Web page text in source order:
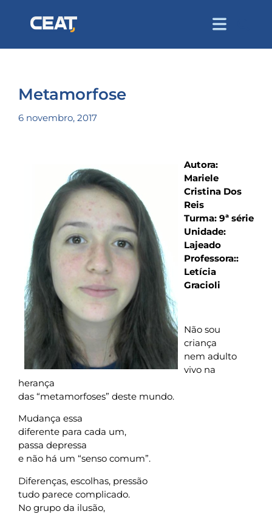
Metamorfose
6 novembro, 2017
Autora:
Mariele
Cristina Dos
Reis
Turma: 9ª série
Unidade:
Lajeado
Professora::
Letícia
Gracioli
Não sou
criança
nem adulto
vivo na
herança
das “metamorfoses” deste mundo.
Mudança essa
diferente para cada um,
passa depressa
e não há um “senso comum”.
Diferenças, escolhas, pressão
tudo parece complicado.
No grupo da ilusão,